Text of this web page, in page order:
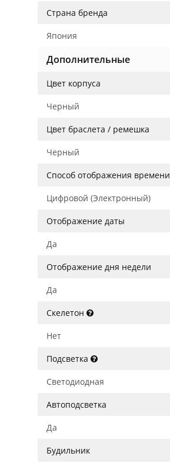
Страна бренда
Япония
Дополнительные
Цвет корпуса
Черный
Цвет браслета / ремешка
Черный
Способ отображения времени
Цифровой (Электронный)
Отображение даты
Да
Отображение дня недели
Да
Скелетон
Нет
Подсветка
Светодиодная
Автоподсветка
Да
Будильник